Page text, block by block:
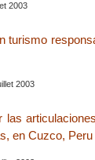
2003
turismo
2003
las
en Cuzco, Peru